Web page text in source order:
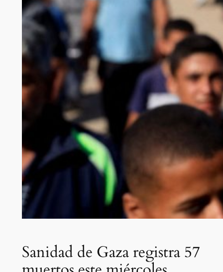
Sanidad de Gaza registra 57